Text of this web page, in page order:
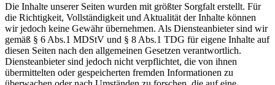
Die Inhalte unserer Seiten wurden mit größter Sorgfalt erstellt. Für
die Richtigkeit, Vollständigkeit und Aktualität der Inhalte können
wir jedoch keine Gewähr übernehmen. Als Diensteanbieter sind wir
gemäß § 6 Abs.1 MDStV und § 8 Abs.1 TDG für eigene Inhalte auf
diesen Seiten nach den allgemeinen Gesetzen verantwortlich.
Diensteanbieter sind jedoch nicht verpflichtet, die von ihnen
übermittelten oder gespeicherten fremden Informationen zu